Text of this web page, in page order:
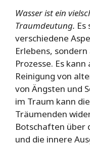
Wasser ist ein
Traumdeutung.
verschiedene
Erlebens,
Prozesse. Es
Reinigung von
von Ängsten und
im Traum kann
Träumenden
Botschaften über
und die innere